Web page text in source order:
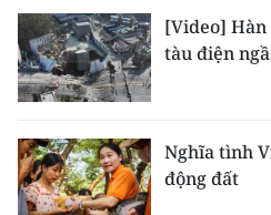
Media Khoa học - Công
Media Môi trường
Infographic
[Video] Hàn
tàu điện
Nghĩa tình
động đất